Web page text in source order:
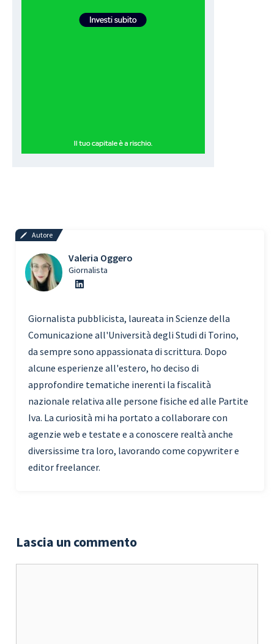
Autore
Valeria Oggero
Giornalista
Giornalista pubblicista, laureata in Scienze della
Comunicazione all'Università degli Studi di Torino,
da sempre sono appassionata di scrittura. Dopo
alcune esperienze all'estero, ho deciso di
approfondire tematiche inerenti la fiscalità
nazionale relativa alle persone fisiche ed alle Partite
Iva. La curiosità mi ha portato a collaborare con
agenzie web e testate e a conoscere realtà anche
diversissime tra loro, lavorando come copywriter e
editor freelancer.
Lascia un commento